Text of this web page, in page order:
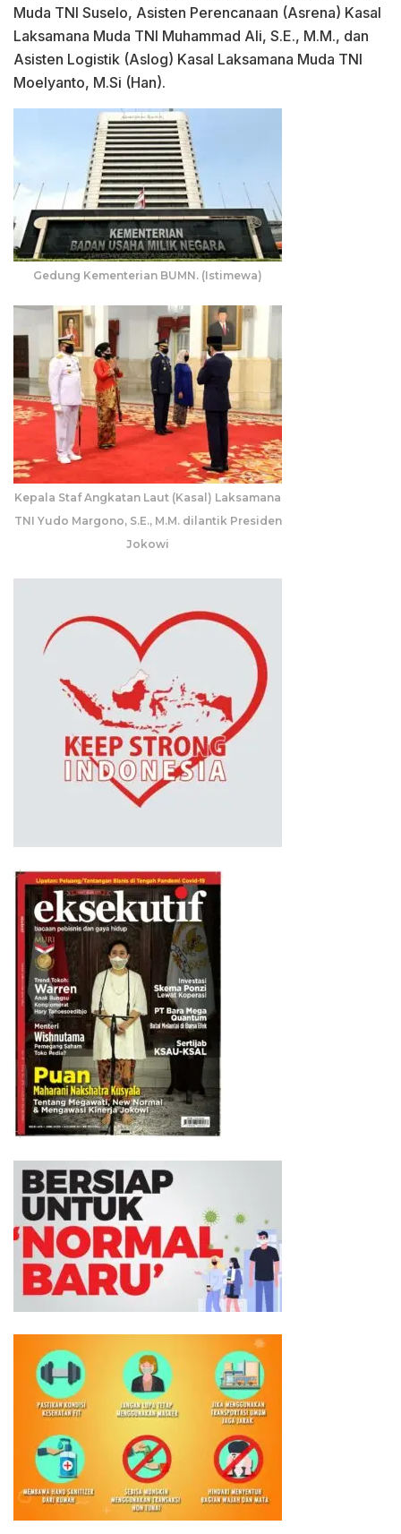
Muda TNI Suselo, Asisten Perencanaan (Asrena) Kasal
Laksamana Muda TNI Muhammad Ali, S.E., M.M., dan
Asisten Logistik (Aslog) Kasal Laksamana Muda TNI
Moelyanto, M.Si (Han).
Gedung Kementerian BUMN. (Istimewa)
Kepala Staf Angkatan Laut (Kasal) Laksamana
TNI Yudo Margono, S.E., M.M. dilantik Presiden
Jokowi